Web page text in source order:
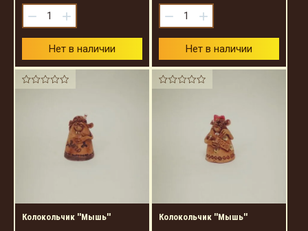
− +
Нет в наличии
− +
Нет в наличии
Колокольчик ''Мышь'' Колокольчик ''Мышь''